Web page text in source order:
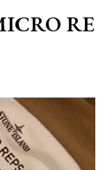
RE